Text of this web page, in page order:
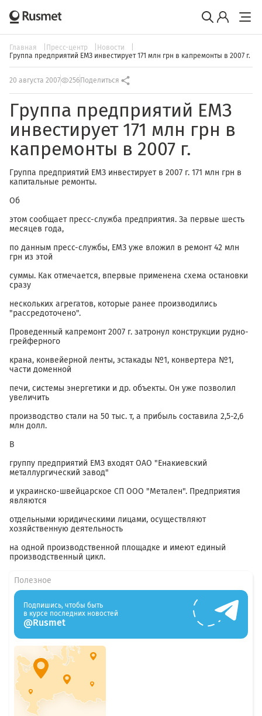
Главная Пресс-центр
Новости
Группа предприятий ЕМЗ инвестирует 171 млн грн в капремонты в 2007 г.
20 августа 2007 256 Поделиться
Группа предприятий ЕМЗ
инвестирует 171 млн грн в
капремонты в 2007 г.
Группа предприятий ЕМЗ инвестирует в 2007 г. 171 млн грн в
капитальные ремонты.
Об
этом сообщает пресс-служба предприятия. За первые шесть
месяцев года,
по данным пресс-службы, ЕМЗ уже вложил в ремонт 42 млн
грн из этой
суммы. Как отмечается, впервые применена схема остановки
сразу
нескольких агрегатов, которые ранее производились
"рассредоточено".
Проведенный капремонт 2007 г. затронул конструкции рудно-
грейферного
крана, конвейерной ленты, эстакады №1, конвертера №1,
части доменной
печи, системы энергетики и др. объекты. Он уже позволил
увеличить
производство стали на 50 тыс. т, а прибыль составила 2,5-2,6
млн долл.
В
группу предприятий ЕМЗ входят ОАО "Енакиевский
металлургический завод"
и украинско-швейцарское СП ООО "Метален". Предприятия
являются
отдельными юридическими лицами, осуществляют
хозяйственную деятельность
на одной производственной площадке и имеют единый
производственный цикл.
Полезное
Подпишись, чтобы быть
в курсе последних новостей
@Rusmet